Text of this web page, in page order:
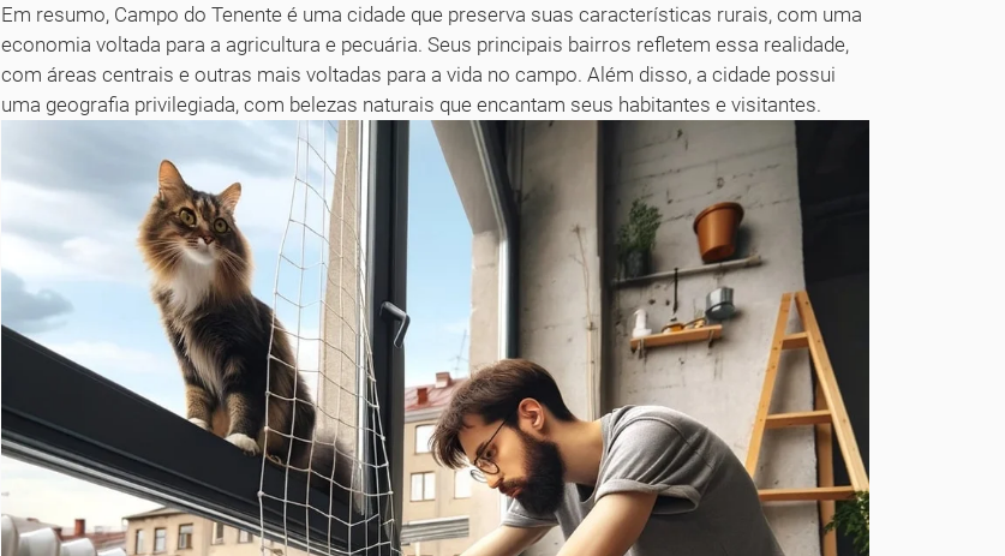
Em resumo, Campo do Tenente é uma cidade que preserva suas características rurais, com uma
economia voltada para a agricultura e pecuária. Seus principais bairros refletem essa realidade,
com áreas centrais e outras mais voltadas para a vida no campo. Além disso, a cidade possui
uma geografia privilegiada, com belezas naturais que encantam seus habitantes e visitantes.